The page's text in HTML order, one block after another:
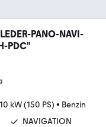
PANO-NAVI-
PDC"
kW (150 PS) • Benzin
NAVIGATION